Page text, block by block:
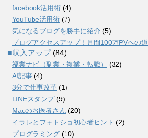
facebook活用術 (4)
YouTube活用術 (7)
気になるブログを勝手に紹介 (5)
ブログアクセスアップ！月間100万PVへの道
■収入アップ(84)
福業ナビ（副業・複業・転職）
(32)
AI記事 (4)
3分で仕事改革 (1)
LINEスタンプ(9)
Macのお医者さん (20)
イラレとフォトショ初心者ヒント (2)
プログラミング (10)